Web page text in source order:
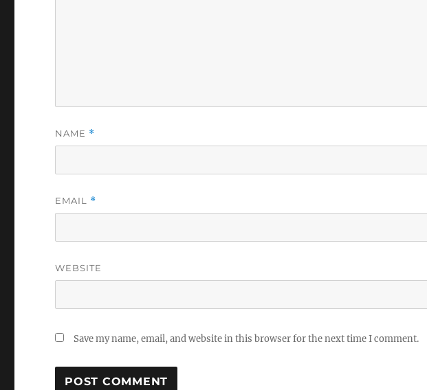
NAME *
EMAIL *
WEBSITE
Save my name, email, and website in this browser for the next time I comment.